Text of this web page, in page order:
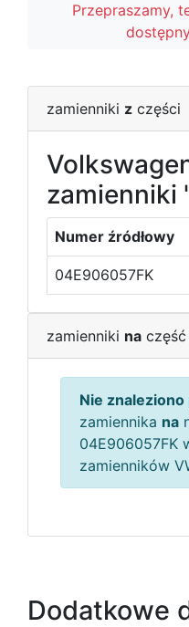
Przepraszamy,
zamienniki z części
zamienniki
Numer źródłowy
04E906057FK
zamienniki na część
Nie
zamiennika na
04E906057FK
zamienników
Dodatkowe